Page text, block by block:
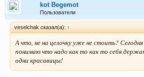
kot Begemot
Пользователи
veselchak сказал(а): ↑
А что, не на целочку уже не стоить?
понимаю что надо как то как то себя
одни красавицы!